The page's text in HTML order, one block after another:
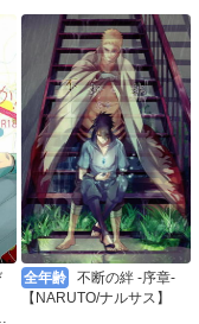
全年齢
【NARUTO/ナルサス】